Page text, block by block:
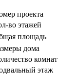
проекта
во этажей
площадь
дома
комнат
этаж